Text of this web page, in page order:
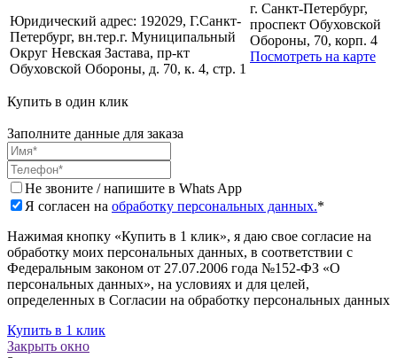
Юридический адрес: 192029, Г.Санкт-
Петербург, вн.тер.г. Муниципальный
Округ Невская Застава, пр-кт
Обуховской Обороны, д. 70, к. 4, стр. 1
г. Санкт-Петербург,
проспект Обуховской
Обороны, 70, корп. 4
Посмотреть на карте
Купить в один клик
Заполните данные для заказа
Не звоните / напишите в Whats App
Я согласен на обработку персональных данных.*
Нажимая кнопку «Купить в 1 клик», я даю свое согласие на
обработку моих персональных данных, в соответствии с
Федеральным законом от 27.07.2006 года №152-ФЗ «О
персональных данных», на условиях и для целей,
определенных в Согласии на обработку персональных данных
Купить в 1 клик
Закрыть окно